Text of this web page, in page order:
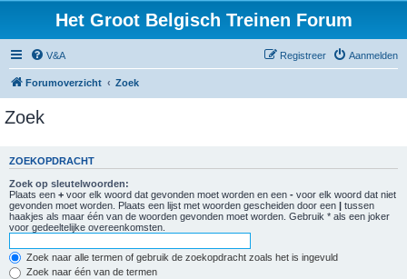
Het Groot Belgisch Treinen Forum
V&A Aanmelden
Registreer
Forumoverzicht Zoek
Zoek
ZOEKOPDRACHT
Zoek op sleutelwoorden:
Plaats een + voor elk woord dat gevonden moet worden en een - voor elk woord dat niet
gevonden moet worden. Plaats een lijst met woorden gescheiden door een | tussen
haakjes als maar één van de woorden gevonden moet worden. Gebruik * als een joker
voor gedeeltelijke overeenkomsten.
Zoek naar alle termen of gebruik de zoekopdracht zoals het is ingevuld
Zoek naar één van de termen